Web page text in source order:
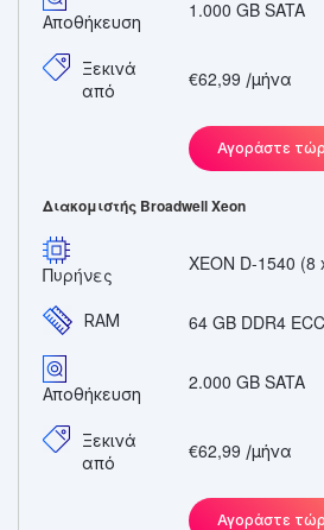
Αποθήκευση
1.000 GB SATA
Ξεκινά
από
€62,99 /μήνα
Αγοράστε
Διακομιστής Broadwell Xeon
Πυρήνες XEON D-1540 (8
RAM 64 GB DDR4 ECC
Αποθήκευση
2.000 GB SATA
Ξεκινά
από
€62,99 /μήνα
Αγοράστε